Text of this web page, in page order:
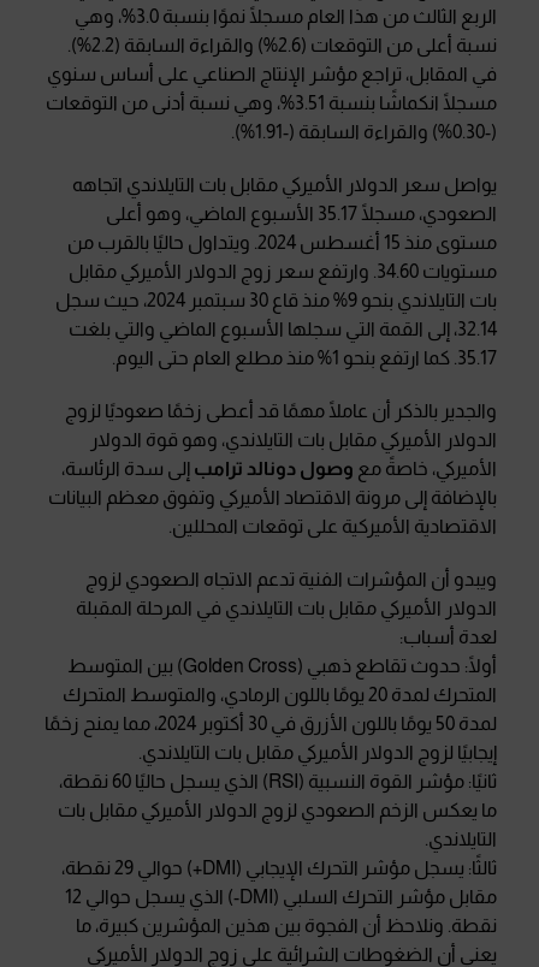
الربع الثالث من هذا العام مسجلًا نموًا بنسبة 3.0%، وهي
نسبة أعلى من التوقعات (2.6%) والقراءة السابقة (2.2%).
في المقابل، تراجع مؤشر الإنتاج الصناعي على أساس سنوي
مسجلًا انكماشًا بنسبة 3.51%، وهي نسبة أدنى من التوقعات
(-0.30%) والقراءة السابقة (-1.91%).
يواصل سعر الدولار الأميركي مقابل بات التايلاندي اتجاهه
الصعودي، مسجلًا 35.17 الأسبوع الماضي، وهو أعلى
مستوى منذ 15 أغسطس 2024. ويتداول حاليًا بالقرب من
مستويات 34.60. وارتفع سعر زوج الدولار الأميركي مقابل
بات التايلاندي بنحو 9% منذ قاع 30 سبتمبر 2024، حيث سجل
32.14، إلى القمة التي سجلها الأسبوع الماضي والتي بلغت
35.17. كما ارتفع بنحو 1% منذ مطلع العام حتى اليوم.
والجدير بالذكر أن عاملًا مهمًا قد أعطى زخمًا صعوديًا لزوج
الدولار الأميركي مقابل بات التايلاندي، وهو قوة الدولار
الأميركي، خاصةً مع وصول دونالد ترامب إلى سدة الرئاسة،
بالإضافة إلى مرونة الاقتصاد الأميركي وتفوق معظم البيانات
الاقتصادية الأميركية على توقعات المحللين.
ويبدو أن المؤشرات الفنية تدعم الاتجاه الصعودي لزوج
الدولار الأميركي مقابل بات التايلاندي في المرحلة المقبلة
لعدة أسباب:
أولًا: حدوث تقاطع ذهبي (Golden Cross) بين المتوسط
المتحرك لمدة 20 يومًا باللون الرمادي، والمتوسط المتحرك
لمدة 50 يومًا باللون الأزرق في 30 أكتوبر 2024، مما يمنح زخمًا
إيجابيًا لزوج الدولار الأميركي مقابل بات التايلاندي.
ثانيًا: مؤشر القوة النسبية (RSI) الذي يسجل حاليًا 60 نقطة،
ما يعكس الزخم الصعودي لزوج الدولار الأميركي مقابل بات
التايلاندي.
ثالثًا: يسجل مؤشر التحرك الإيجابي (DMI+) حوالي 29 نقطة،
مقابل مؤشر التحرك السلبي (DMI-) الذي يسجل حوالي 12
نقطة. ونلاحظ أن الفجوة بين هذين المؤشرين كبيرة، ما
يعني أن الضغوطات الشرائية على زوج الدولار الأميركي